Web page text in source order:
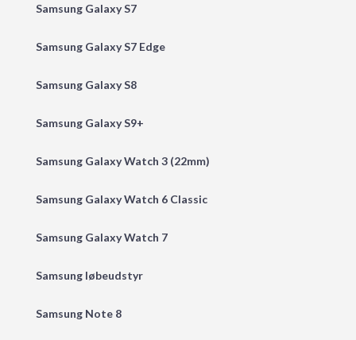
Samsung Galaxy S7
Samsung Galaxy S7 Edge
Samsung Galaxy S8
Samsung Galaxy S9+
Samsung Galaxy Watch 3 (22mm)
Samsung Galaxy Watch 6 Classic
Samsung Galaxy Watch 7
Samsung løbeudstyr
Samsung Note 8